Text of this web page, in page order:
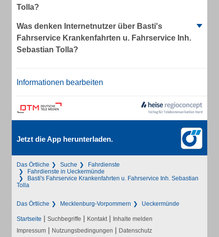
Tolla?
Was denken Internetnutzer über Basti's
Fahrservice Krankenfahrten u. Fahrservice Inh.
Sebastian Tolla?
Informationen bearbeiten
Jetzt die App herunterladen.
Das Örtliche Suche
Fahrdienste
Fahrdienste in Ueckermünde
Basti's Fahrservice Krankenfahrten u. Fahrservice Inh. Sebastian
Tolla
Das Örtliche Mecklenburg-Vorpommern Ueckermünde
Startseite | Suchbegriffe | Kontakt | Inhalte melden
Impressum | Nutzungsbedingungen | Datenschutz